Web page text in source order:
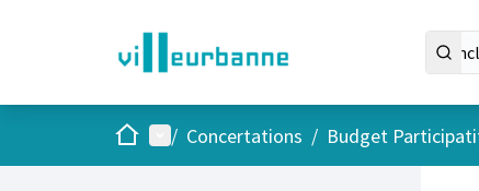
AccueilMenu principal
/ Concertations / Budget